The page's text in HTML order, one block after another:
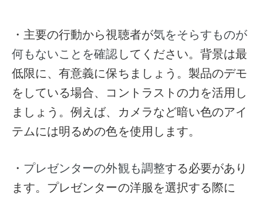
・主要の行動から視聴者が気をそらすものが
何もないことを確認 してください。背景は最
低限に、有意義に保ちましょう。製品のデモ
をしている場合、コントラストの力を活用し
ましょう。例えば、カメラなど暗い色のアイ
テムには明るめの色を使用します。
・ プレゼンターの外観も調整する必要があり
ます。プレゼンターの洋服を選択する際に